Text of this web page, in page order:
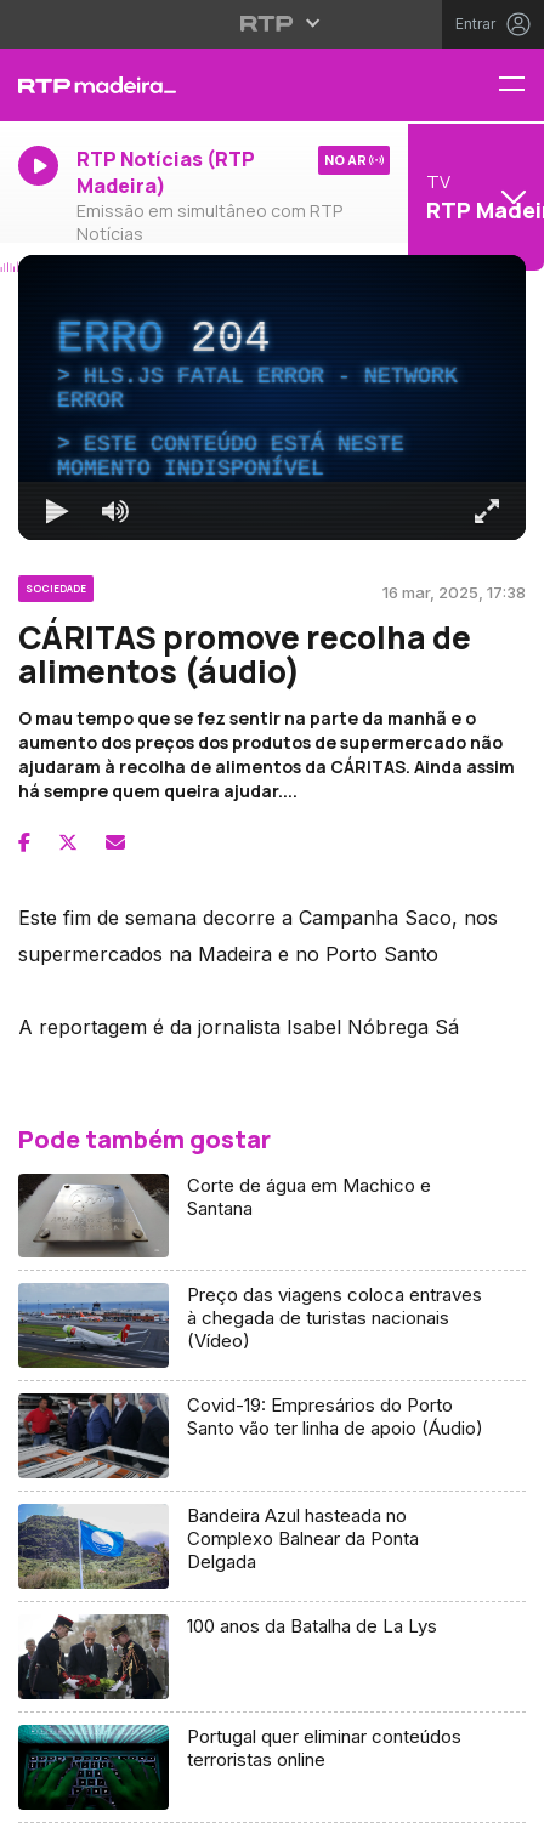
Entrar
RTP Notícias (RTP
Madeira)
Emissão em simultâneo com RTP
Notícias
NO AR
TV
RTP
ERRO204
HLS.JS FATAL ERROR - NETWORK
ERROR
ESTE CONTEÚDO ESTÁ NESTE
MOMENTO INDISPONÍVEL
SOCIEDADE 16 mar, 2025, 17:38
CÁRITAS promove recolha de
alimentos (áudio)
O mau tempo que se fez sentir na parte da manhã e o
aumento dos preços dos produtos de supermercado não
ajudaram à recolha de alimentos da CÁRITAS. Ainda assim
há sempre quem queira ajudar....
Este fim de semana decorre a Campanha Saco, nos
supermercados na Madeira e no Porto Santo
A reportagem é da jornalista Isabel Nóbrega Sá
Pode também gostar
Corte de água em Machico e
Santana
Preço das viagens coloca entraves
à chegada de turistas nacionais
(Vídeo)
Covid-19: Empresários do Porto
Santo vão ter linha de apoio (Áudio)
Bandeira Azul hasteada no
Complexo Balnear da Ponta
Delgada
100 anos da Batalha de La Lys
Portugal quer eliminar conteúdos
terroristas online